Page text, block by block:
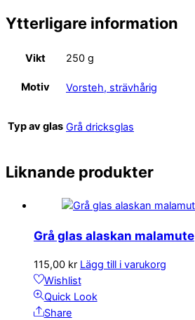
Ytterligare information
Vikt 250 g
Motiv Vorsteh, strävhårig
Typ av glas Grå dricksglas
Liknande produkter
Grå glas alaskan malamute
115,00 kr Lägg till i varukorg
Wishlist
Quick Look
Share